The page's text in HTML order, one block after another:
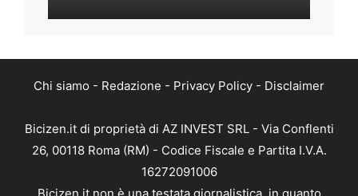
Chi siamo - Redazione - Privacy Policy - Disclaimer
Bicizen.it di proprietà di AZ INVEST SRL - Via Conflenti
26, 00118 Roma (RM) - Codice Fiscale e Partita I.V.A.
16272091006